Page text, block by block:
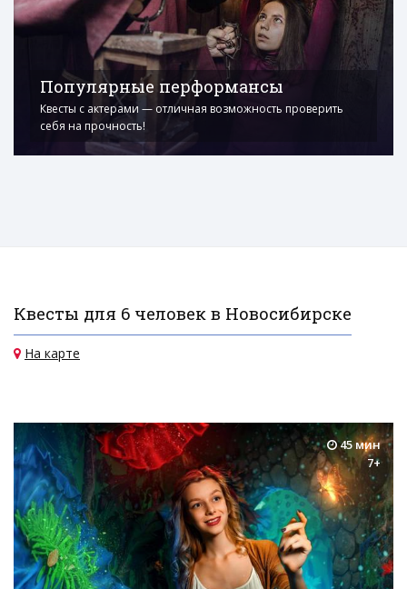
Популярные перформансы
Квесты с актерами — отличная возможность проверить
себя на прочность!
Квесты для 6 человек в Новосибирске
На карте
45 мин
7+